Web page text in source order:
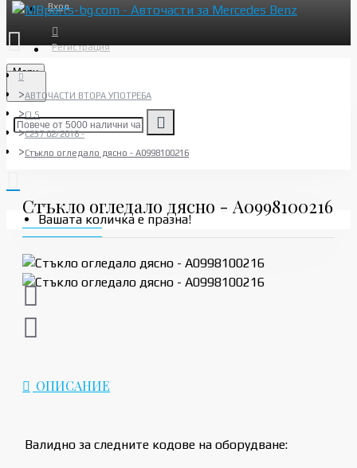
Вход
Регистрация
Menu
Вашата количка е празна!
АВТОЧАСТИ ВТОРА УПОТРЕБА
CLS
C257 02/2018 -
Стъкло огледало дясно - A0998100216
Стъкло огледало дясно - A0998100216
ОПИСАНИЕ
Валидно за следните кодове на оборудване: